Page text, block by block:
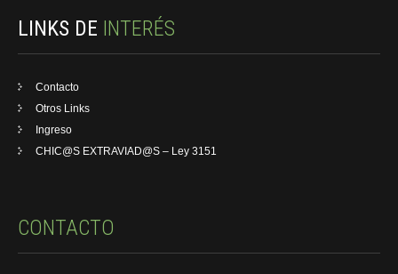
LINKS DE INTERÉS
Contacto
Otros Links
Ingreso
CHIC@S EXTRAVIAD@S – Ley 3151
CONTACTO